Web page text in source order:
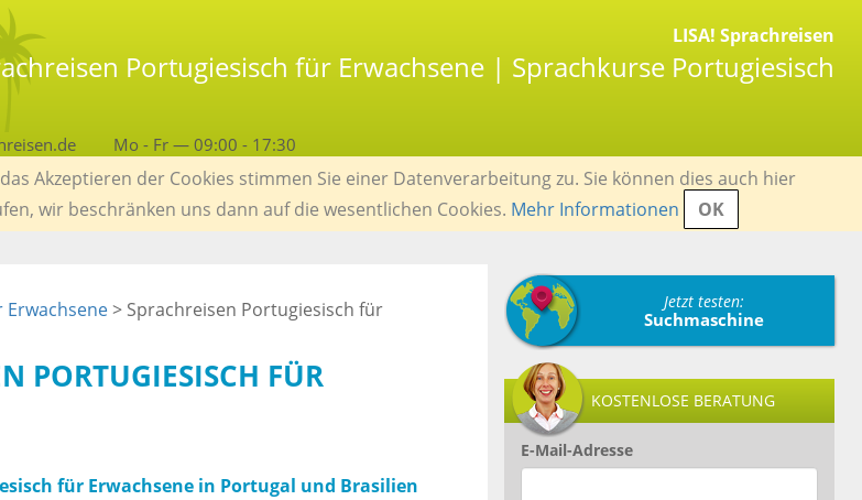
LISA! Sprachreisen
Portugiesisch für Erwachsene | Sprachkurse Portugiesisch
Mo - Fr — 09:00 - 17:30
Akzeptieren der Cookies stimmen Sie einer Datenverarbeitung zu. Sie können dies auch hier
wir beschränken uns dann auf die wesentlichen Cookies. Mehr Informationen OK
>Sprachreisen Portugiesisch für
PORTUGIESISCH FÜR
für Erwachsene in Portugal und Brasilien
Jetzt testen:
Suchmaschine
KOSTENLOSE BERATUNG
E-Mail-Adresse